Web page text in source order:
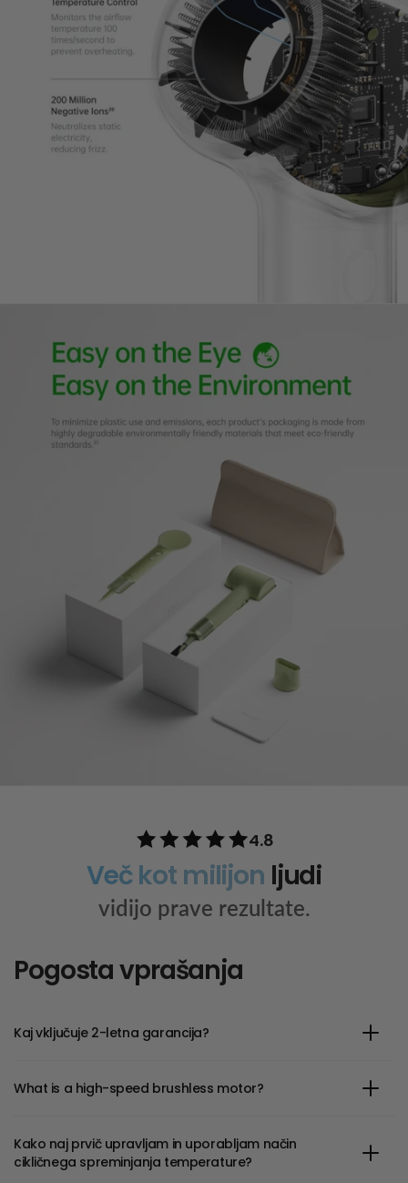
4.8
Več kot milijon ljudi
vidijo prave rezultate.
Pogosta vprašanja
Kaj vključuje 2-letna garancija?
What is a high-speed brushless motor?
Kako naj prvič upravljam in uporabljam način
cikličnega spreminjanja temperature?